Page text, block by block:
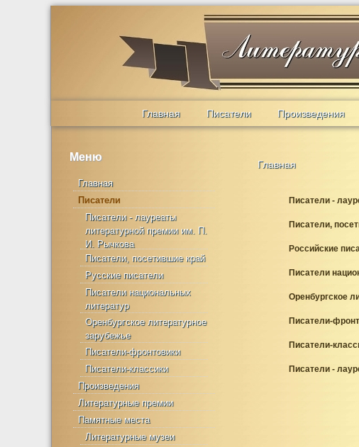
Главная Писатели Произведения
Меню
Главная
Писатели
Писатели - лауреаты
литературной премии им. П.
И. Рычкова
Писатели, посетившие край
Русские писатели
Писатели национальных
литератур
Оренбургское литературное
зарубежье
Писатели-фронтовики
Писатели-классики
Произведения
Литературные премии
Памятные места
Литературные музеи
Главная
Писатели -
Писатели,
Российские
Писатели
Оренбургское
Писатели-
Писатели-
Писатели -